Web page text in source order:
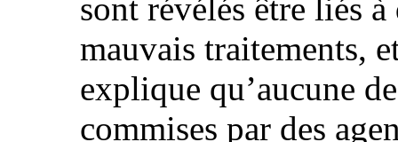
sont révélés être liés
mauvais traitements,
explique qu’aucune
commises par des